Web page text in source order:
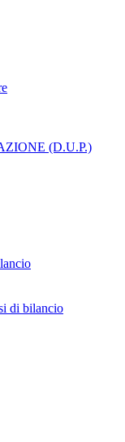
(D.U.P.)
di bilancio